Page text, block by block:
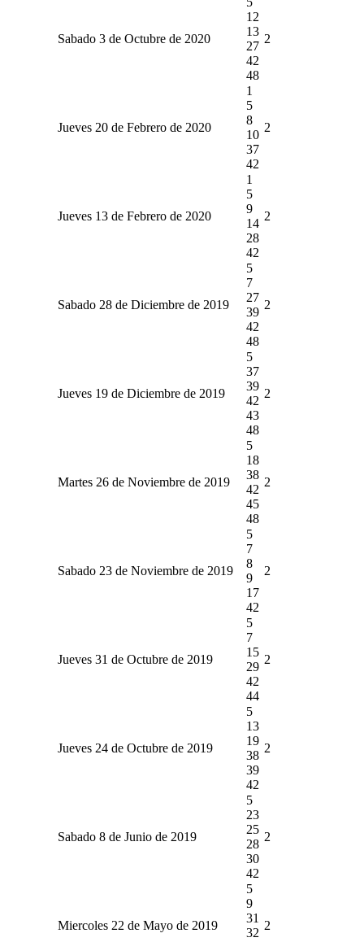
Sabado 3 de Octubre de 2020
12
13
27
42
48
2
Jueves 20 de Febrero de 2020
1
5
8
10
37
42
2
Jueves 13 de Febrero de 2020
1
5
9
14
28
42
2
Sabado 28 de Diciembre de 2019
5
7
27
39
42
48
2
Jueves 19 de Diciembre de 2019
5
37
39
42
43
48
2
Martes 26 de Noviembre de 2019
5
18
38
42
45
48
2
Sabado 23 de Noviembre de 2019
5
7
8
9
17
42
2
Jueves 31 de Octubre de 2019
5
7
15
29
42
44
2
Jueves 24 de Octubre de 2019
5
13
19
38
39
42
2
Sabado 8 de Junio de 2019
5
23
25
28
30
42
2
Miercoles 22 de Mayo de 2019
5
9
31
32
2